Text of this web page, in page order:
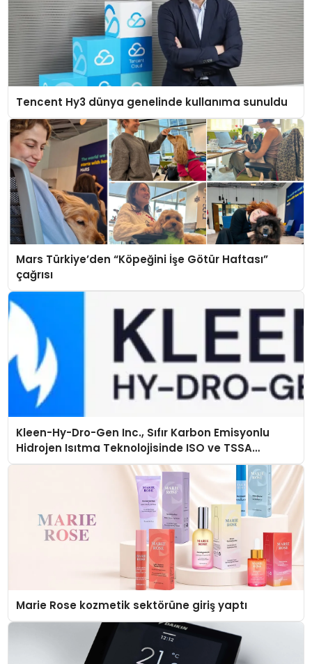
Tencent Hy3 dünya genelinde kullanıma sunuldu
Mars Türkiye’den “Köpeğini İşe Götür Haftası”
çağrısı
Kleen-Hy-Dro-Gen Inc., Sıfır Karbon Emisyonlu
Hidrojen Isıtma Teknolojisinde ISO ve TSSA
Düzenleyici Onaylarını Aldı
Marie Rose kozmetik sektörüne giriş yaptı